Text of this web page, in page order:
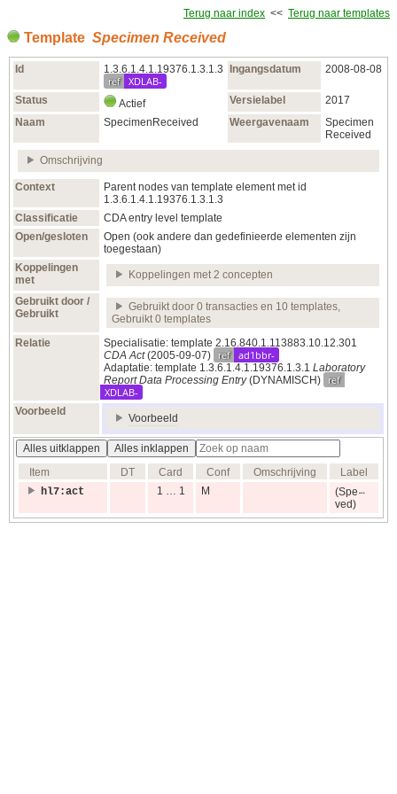
Terug naar index << Terug naar templates
Template Specimen Received
Id 1.3.6.1.4.1.19376.1.3.1.3
ref XDLAB-
Ingangsdatum 2008‑08‑08
Status Actief Versielabel
2017
Naam
SpecimenReceived Weergavenaam
Specimen
Received
Omschrijving
Context
Parent nodes van template element met id
1.3.6.1.4.1.19376.1.3.1.3
Classificatie
CDA entry level template
Open/gesloten
Open (ook andere dan gedefinieerde elementen zijn
toegestaan)
Koppelingen
met
Koppelingen met 2 concepten
Gebruikt door /
Gebruikt
Gebruikt door 0 transacties en 10 templates,
Gebruikt 0 templates
Relatie
Specialisatie: template 2.16.840.1.113883.10.12.301
CDA Act(2005‑09‑07) ref ad1bbr-
Adaptatie: template 1.3.6.1.4.1.19376.1.3.1 Laboratory
Report Data Processing Entry(DYNAMISCH)
ref
XDLAB-
Voorbeeld
Voorbeeld
Alles uitklappen
Alles inklappen
Item
DT Card Conf Omschrijving
Label
hl7:act
1 … 1 M
(Spe
ved)